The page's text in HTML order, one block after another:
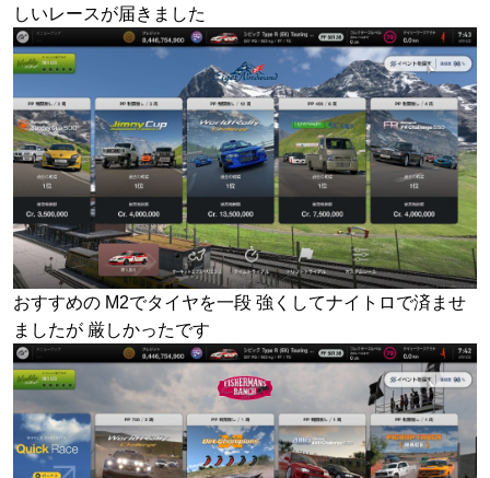
しいレースが届きました
おすすめの M2でタイヤを一段 強くしてナイトロで済ませ
ましたが 厳しかったです